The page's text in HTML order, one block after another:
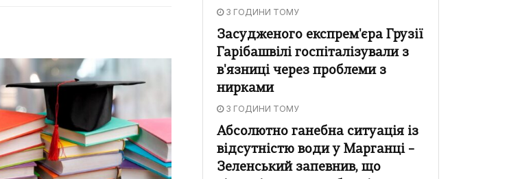
3 ГОДИНИ ТОМУ
Засудженого експрем'єра Грузії
Гарібашвілі госпіталізували з
в'язниці через проблеми з
нирками
3 ГОДИНИ ТОМУ
Абсолютно ганебна ситуація із
відсутністю води у Марганці –
Зеленський запевнив, що